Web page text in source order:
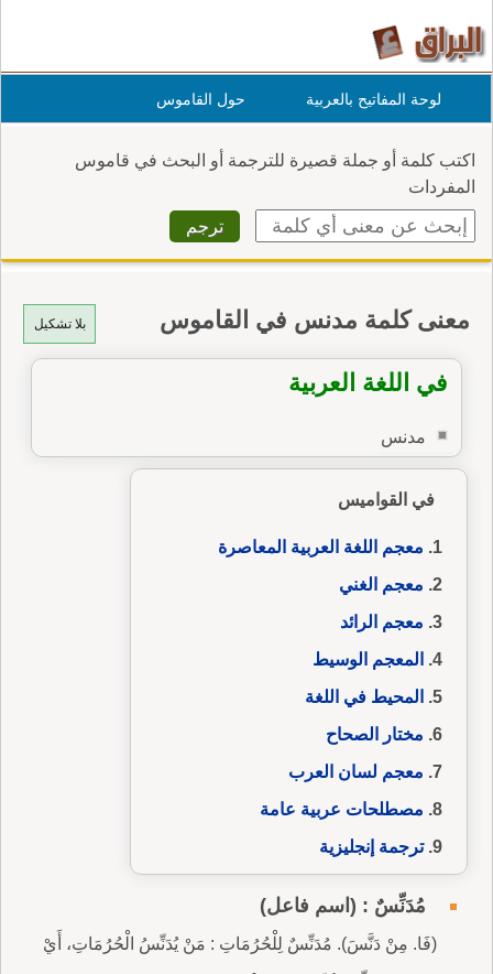
لوحة المفاتيح بالعربية حول القاموس
اكتب كلمة أو جملة قصيرة للترجمة أو البحث في قاموس
المفردات
بلا تشكيل معنى كلمة مدنس في القاموس
في اللغة العربية
مدنس
في القواميس
معجم اللغة العربية المعاصرة
معجم الغني
معجم الرائد
المعجم الوسيط
المحيط في اللغة
مختار الصحاح
معجم لسان العرب
مصطلحات عربية عامة
ترجمة إنجليزية
مُدَنِّسٌ : (اسم فاعل)
(فَا. مِنْ دَنَّسَ). مُدَنِّسٌ لِلْحُرُمَاتِ : مَنْ يُدَنِّسُ الْحُرُمَاتِ، أَيْ